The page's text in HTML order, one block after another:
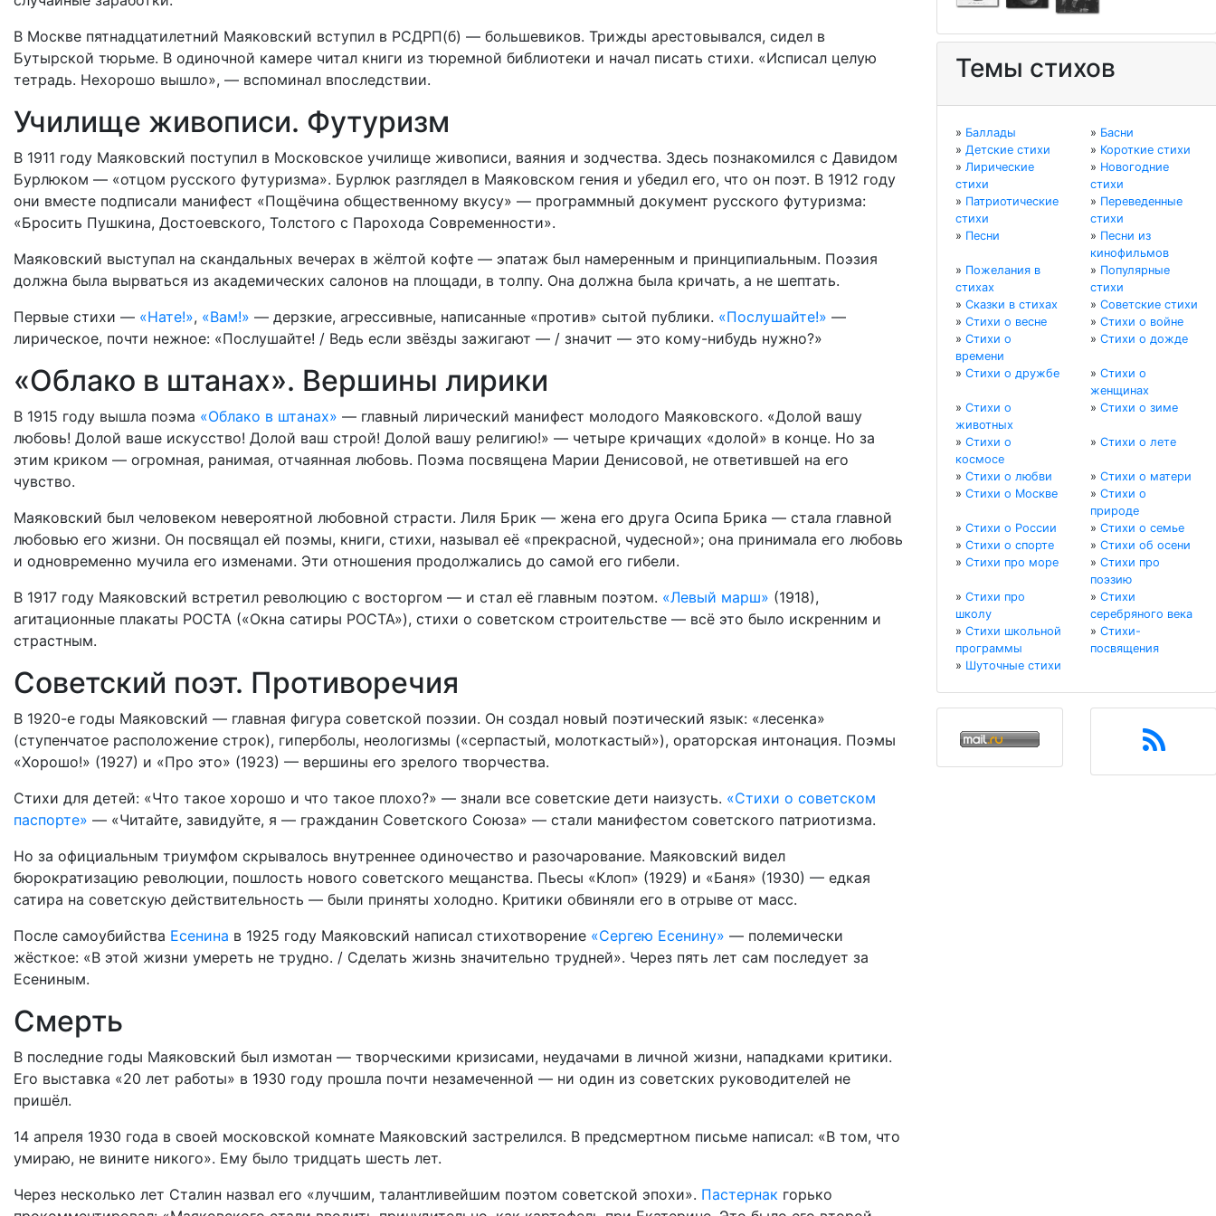
В Москве пятнадцатилетний Маяковский вступил в РСДРП(б) — большевиков. Трижды арестовывался, сидел в
Бутырской тюрьме. В одиночной камере читал книги из тюремной библиотеки и начал писать стихи. «Исписал целую
тетрадь. Нехорошо вышло», — вспоминал впоследствии.
Училище живописи. Футуризм
В 1911 году Маяковский поступил в Московское училище живописи, ваяния и зодчества. Здесь познакомился с Давидом
Бурлюком — «отцом русского футуризма». Бурлюк разглядел в Маяковском гения и убедил его, что он поэт. В 1912 году
они вместе подписали манифест «Пощёчина общественному вкусу» — программный документ русского футуризма:
«Бросить Пушкина, Достоевского, Толстого с Парохода Современности».
Маяковский выступал на скандальных вечерах в жёлтой кофте — эпатаж был намеренным и принципиальным. Поэзия
должна была вырваться из академических салонов на площади, в толпу. Она должна была кричать, а не шептать.
Первые стихи — «Нате!», «Вам!» — дерзкие, агрессивные, написанные «против» сытой публики. «Послушайте!» —
лирическое, почти нежное: «Послушайте! / Ведь если звёзды зажигают — / значит — это кому-нибудь нужно?»
«Облако в штанах». Вершины лирики
В 1915 году вышла поэма «Облако в штанах» — главный лирический манифест молодого Маяковского. «Долой вашу
любовь! Долой ваше искусство! Долой ваш строй! Долой вашу религию!» — четыре кричащих «долой» в конце. Но за
этим криком — огромная, ранимая, отчаянная любовь. Поэма посвящена Марии Денисовой, не ответившей на его
чувство.
Маяковский был человеком невероятной любовной страсти. Лиля Брик — жена его друга Осипа Брика — стала главной
любовью его жизни. Он посвящал ей поэмы, книги, стихи, называл её «прекрасной, чудесной»; она принимала его любовь
и одновременно мучила его изменами. Эти отношения продолжались до самой его гибели.
В 1917 году Маяковский встретил революцию с восторгом — и стал её главным поэтом. «Левый марш» (1918),
агитационные плакаты РОСТА («Окна сатиры РОСТА»), стихи о советском строительстве — всё это было искренним и
страстным.
Советский поэт. Противоречия
В 1920-е годы Маяковский — главная фигура советской поэзии. Он создал новый поэтический язык: «лесенка»
(ступенчатое расположение строк), гиперболы, неологизмы («серпастый, молоткастый»), ораторская интонация. Поэмы
«Хорошо!» (1927) и «Про это» (1923) — вершины его зрелого творчества.
Стихи для детей: «Что такое хорошо и что такое плохо?» — знали все советские дети наизусть. «Стихи о советском
паспорте» — «Читайте, завидуйте, я — гражданин Советского Союза» — стали манифестом советского патриотизма.
Но за официальным триумфом скрывалось внутреннее одиночество и разочарование. Маяковский видел
бюрократизацию революции, пошлость нового советского мещанства. Пьесы «Клоп» (1929) и «Баня» (1930) — едкая
сатира на советскую действительность — были приняты холодно. Критики обвиняли его в отрыве от масс.
После самоубийства Есенина в 1925 году Маяковский написал стихотворение «Сергею Есенину» — полемически
жёсткое: «В этой жизни умереть не трудно. / Сделать жизнь значительно трудней». Через пять лет сам последует за
Есениным.
Смерть
В последние годы Маяковский был измотан — творческими кризисами, неудачами в личной жизни, нападками критики.
Его выставка «20 лет работы» в 1930 году прошла почти незамеченной — ни один из советских руководителей не
пришёл.
14 апреля 1930 года в своей московской комнате Маяковский застрелился. В предсмертном письме написал: «В том, что
умираю, не вините никого». Ему было тридцать шесть лет.
Через несколько лет Сталин назвал его «лучшим, талантливейшим поэтом советской эпохи». Пастернак горько
Темы стихов
» Баллады » Басни
» Детские стихи » Короткие стихи
» Лирические
стихи
» Новогодние
стихи
» Патриотические
стихи
» Переведенные
стихи
» Песни » Песни из
кинофильмов
» Пожелания в
стихах
» Популярные
стихи
» Сказки в стихах » Советские стихи
» Стихи о весне » Стихи о войне
» Стихи о
времени
» Стихи о дожде
» Стихи о дружбе » Стихи о
женщинах
» Стихи о
животных
» Стихи о зиме
» Стихи о
космосе
» Стихи о лете
» Стихи о любви » Стихи о матери
» Стихи о Москве » Стихи о
природе
» Стихи о России » Стихи о семье
» Стихи о спорте » Стихи об осени
» Стихи про море » Стихи про
поэзию
» Стихи про
школу
» Стихи
серебряного века
» Стихи школьной
программы
» Стихи-
посвящения
» Шуточные стихи